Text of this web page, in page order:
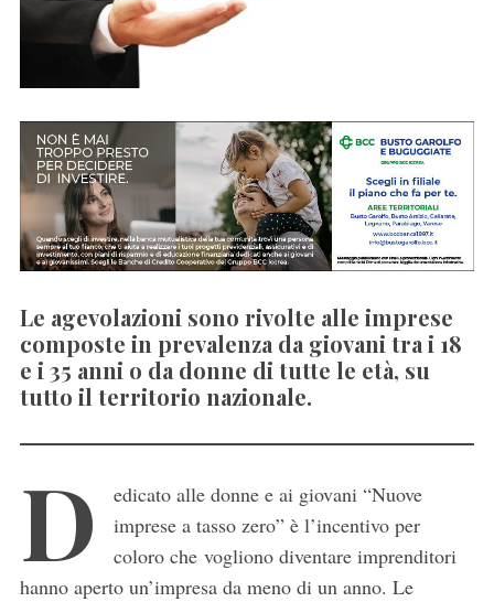
Le agevolazioni sono rivolte alle imprese
composte in prevalenza da giovani tra i 18
e i 35 anni o da donne di tutte le età, su
tutto il territorio nazionale.
D
edicato alle donne e ai giovani “Nuove
imprese a tasso zero” è l’incentivo per
coloro che vogliono diventare imprenditori
hanno aperto un’impresa da meno di un anno. Le